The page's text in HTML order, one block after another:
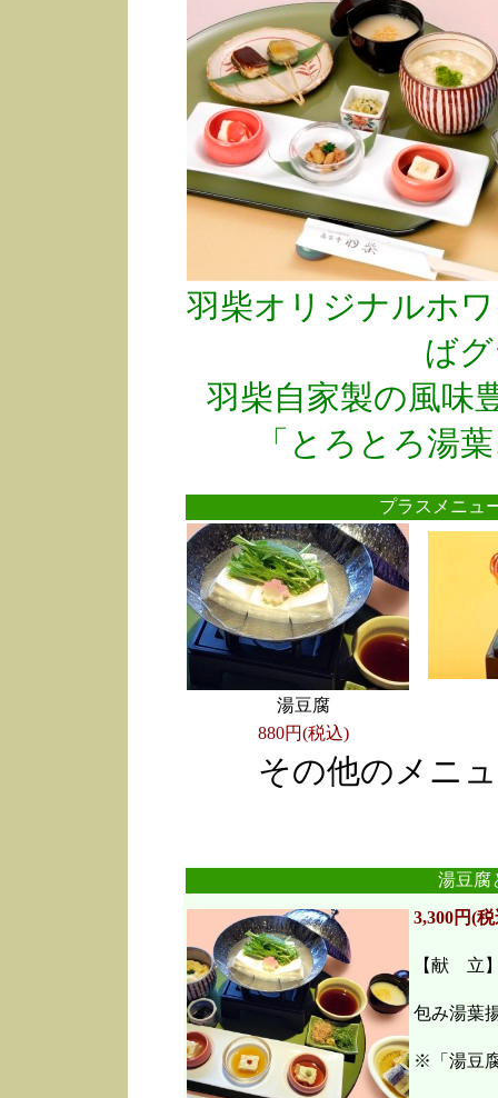
羽柴オリジナルホ
ば
羽柴自家製の風味
「とろとろ湯
プラスメニ
湯豆腐
880円(税込)
その他のメニ
湯豆腐
3,300円(
【献 立
包み湯葉
※「湯豆